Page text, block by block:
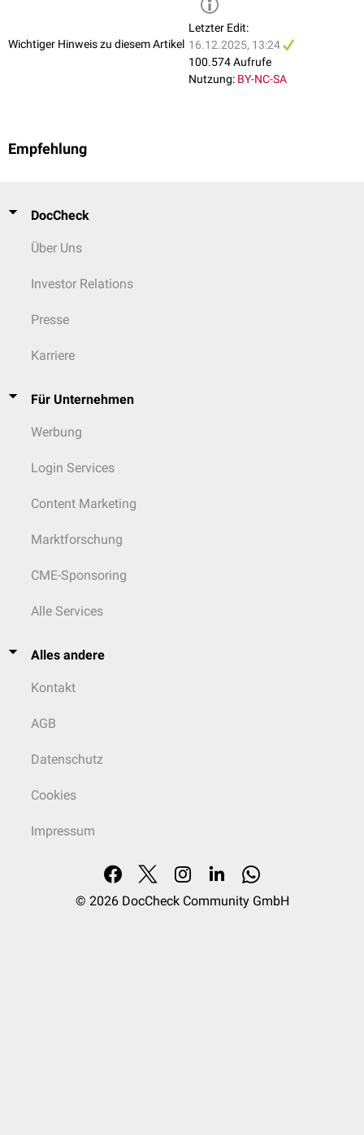
Wichtiger Hinweis zu diesem Artikel
Letzter Edit:
16.12.2025, 13:24
100.574 Aufrufe
Nutzung: BY-NC-SA
Empfehlung
DocCheck
Über Uns
Investor Relations
Presse
Karriere
Für Unternehmen
Werbung
Login Services
Content Marketing
Marktforschung
CME-Sponsoring
Alle Services
Alles andere
Kontakt
AGB
Datenschutz
Cookies
Impressum
© 2026 DocCheck Community GmbH